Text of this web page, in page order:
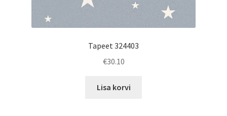
Tapeet 324403
€30.10
Lisa korvi